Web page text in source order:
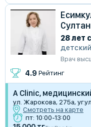
28 лет
детский
Врач
4.9 Рейтинг
A Clinic,
ул. Жарокова, 275а,
Смотреть на карте
пт: 10:00-13:00